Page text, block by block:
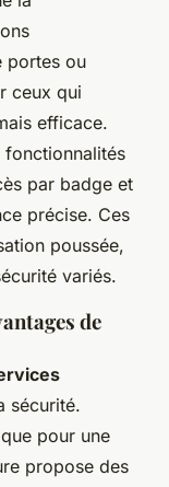
portes ou
ceux qui
efficace.
par badge et
précise. Ces
poussée,
variés.
de
sécurité.
pour une
propose des